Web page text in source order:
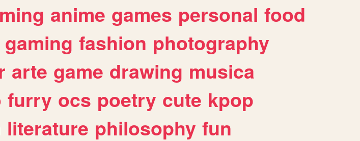
anime games personal food
gaming fashion photography
arte game drawing musica
furry ocs poetry cute kpop
literature philosophy fun